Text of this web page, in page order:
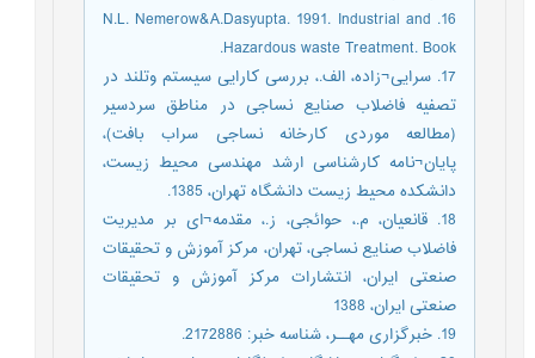
16. N.L. Nemerow&A.Dasyupta. 1991. Industrial and
Hazardous waste Treatment. Book.
17. سرایی¬زاده، الف.، بررسی کارایی سیستم وتلند در
تصفیه فاضلاب صنایع نساجی در مناطق سردسیر
(مطالعه موردی کارخانه نساجی سراب بافت)،
پایان¬نامه کارشناسی ارشد مهندسی محیط زیست،
دانشکده محیط زیست دانشگاه تهران، 1385.
18. قانعیان، م.، حوائجی، ز.، مقدمه¬ای بر مدیریت
فاضلاب صنایع نساجی، تهران، مرکز آموزش و تحقیقات
صنعتی ایران، انتشارات مرکز آموزش و تحقیقات
صنعتی ایران، 1388
19. خبرگزاری مهــر، شناسه خبر: 2172886.